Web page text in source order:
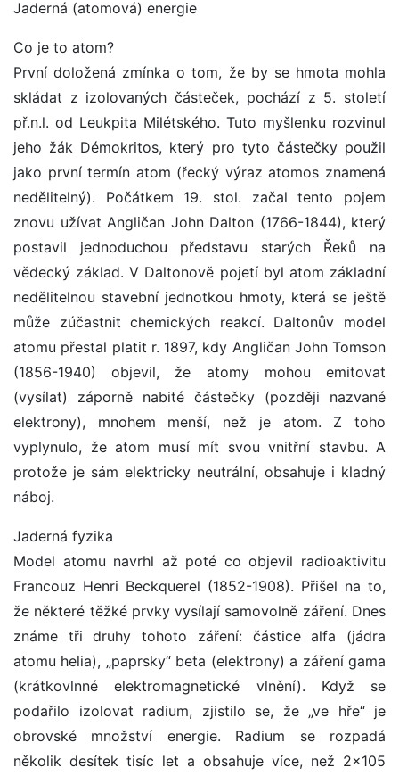
Jaderná (atomová) energie
Co je to atom?
První doložená zmínka o tom, že by se hmota mohla
skládat z izolovaných částeček, pochází z 5. století
př.n.l. od Leukpita Milétského. Tuto myšlenku rozvinul
jeho žák Démokritos, který pro tyto částečky použil
jako první termín atom (řecký výraz atomos znamená
nedělitelný). Počátkem 19. stol. začal tento pojem
znovu užívat Angličan John Dalton (1766-1844), který
postavil jednoduchou představu starých Řeků na
vědecký základ. V Daltonově pojetí byl atom základní
nedělitelnou stavební jednotkou hmoty, která se ještě
může zúčastnit chemických reakcí. Daltonův model
atomu přestal platit r. 1897, kdy Angličan John Tomson
(1856-1940) objevil, že atomy mohou emitovat
(vysílat) záporně nabité částečky (později nazvané
elektrony), mnohem menší, než je atom. Z toho
vyplynulo, že atom musí mít svou vnitřní stavbu. A
protože je sám elektricky neutrální, obsahuje i kladný
náboj.
Jaderná fyzika
Model atomu navrhl až poté co objevil radioaktivitu
Francouz Henri Beckquerel (1852-1908). Přišel na to,
že některé těžké prvky vysílají samovolně záření. Dnes
známe tři druhy tohoto záření: částice alfa (jádra
atomu helia), „paprsky“ beta (elektrony) a záření gama
(krátkovlnné elektromagnetické vlnění). Když se
podařilo izolovat radium, zjistilo se, že „ve hře“ je
obrovské množství energie. Radium se rozpadá
několik desítek tisíc let a obsahuje více, než 2×105